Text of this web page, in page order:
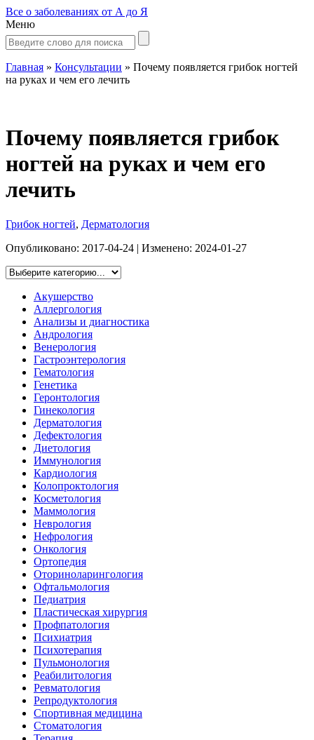
Все о заболеваниях от А до Я
Меню
Главная » Консультации » Почему появляется грибок ногтей
на руках и чем его лечить
Почему появляется грибок
ногтей на руках и чем его
лечить
Грибок ногтей, Дерматология
Опубликовано: 2017-04-24 | Изменено: 2024-01-27
Акушерство
Аллергология
Анализы и диагностика
Андрология
Венерология
Гастроэнтерология
Гематология
Генетика
Геронтология
Гинекология
Дерматология
Дефектология
Диетология
Иммунология
Кардиология
Колопроктология
Косметология
Маммология
Неврология
Нефрология
Онкология
Ортопедия
Оториноларингология
Офтальмология
Педиатрия
Пластическая хирургия
Профпатология
Психиатрия
Психотерапия
Пульмонология
Реабилитология
Ревматология
Репродуктология
Спортивная медицина
Стоматология